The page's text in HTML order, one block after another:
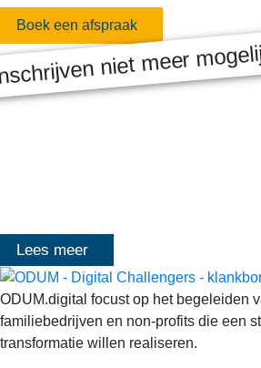
Boek een afspraak
niet meer
MASTERCLASS 2025
Lees meer
ODUM.digital focust op het begeleiden
familiebedrijven en non-profits die een
transformatie willen realiseren.